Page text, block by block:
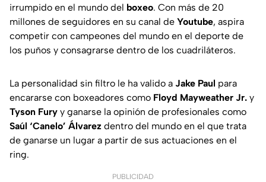
irrumpido en el mundo del boxeo. Con más de 20
millones de seguidores en su canal de Youtube, aspira
competir con campeones del mundo en el deporte de
los puños y consagrarse dentro de los cuadriláteros.
La personalidad sin filtro le ha valido a Jake Paul para
encararse con boxeadores como Floyd Mayweather Jr. y
Tyson Fury y ganarse la opinión de profesionales como
Saúl ‘Canelo’ Álvarez dentro del mundo en el que trata
de ganarse un lugar a partir de sus actuaciones en el
ring.
PUBLICIDAD